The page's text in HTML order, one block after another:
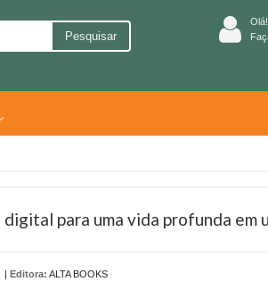
Pesquisar
Olá!
para uma vida profunda em
| Editora: ALTA BOOKS